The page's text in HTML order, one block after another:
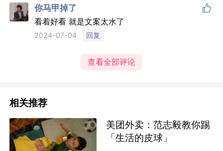
你马甲掉了 
看着好看 就是文案太水了
2024-07-04 回复
查看全部评论
相关推荐
美团外卖：范志毅教你踢
「生活的皮球」